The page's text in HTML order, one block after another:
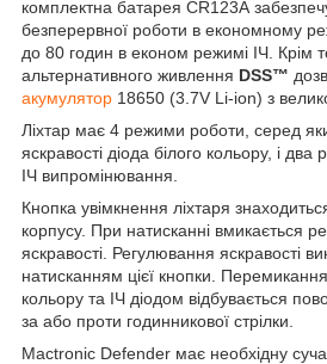
комплектна батарея CR123А
безперервної роботи в економному
до 80 годин в економ режимі ІЧ. Крім
альтернативного живлення DSS™
акумулятор 18650 (3.7V Li-ion) з
Ліхтар має 4 режими роботи, серед
яскравості діода білого кольору, і два
ІЧ випромінювання.
Кнопка увімкнення ліхтаря
корпусу. При натисканні вмикається
яскравості. Регулювання яскравості
натисканням цієї кнопки.
кольору та ІЧ діодом відбувається
за або проти годинникової стрілки.
Mactronic Defender має необхідну